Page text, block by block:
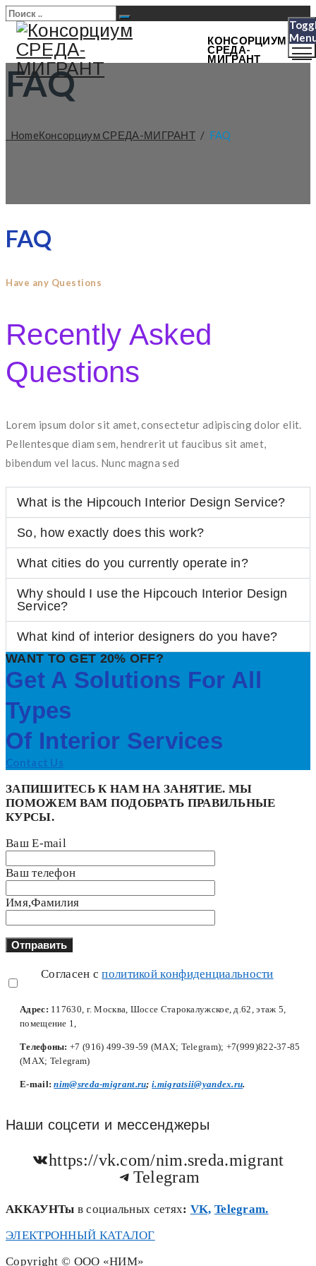
КОНСОРЦИУМ
СРЕДА-
МИГРАНТ
FAQ
HomeКонсорциум СРЕДА-МИГРАНТ / FAQ
FAQ
Have any Questions
Recently Asked
Questions
Lorem ipsum dolor sit amet, consectetur adipiscing dolor elit.
Pellentesque diam sem, hendrerit ut faucibus sit amet,
bibendum vel lacus. Nunc magna sed
What is the Hipcouch Interior Design Service?
So, how exactly does this work?
What cities do you currently operate in?
Why should I use the Hipcouch Interior Design
Service?
What kind of interior designers do you have?
WANT TO GET 20% OFF?
Get A Solutions For All
Types
Of Interior Services
Contact Us
ЗАПИШИТЕСЬ К НАМ НА ЗАНЯТИЕ. МЫ
ПОМОЖЕМ ВАМ ПОДОБРАТЬ ПРАВИЛЬНЫЕ
КУРСЫ.
Ваш E-mail
Ваш телефон
Имя,Фамилия
Согласен сполитикой конфиденциальности
Адрес: 117630, г. Москва, Шоссе Старокалужское, д.62, этаж 5,
помещение 1,
Телефоны: +7 (916) 499-39-59 (MAX; Telegram); +7(999)822-37-85
(MAX; Telegram)
Е-mail:nim@sreda-migrant.ru;i.migratsii@yandex.ru.
Наши соцсети и мессенджеры
https://vk.com/nim.sreda.migrant
Telegram
АККАУНТы в социальных сетях: VK, Telegram.
ЭЛЕКТРОННЫЙ КАТАЛОГ
Copyright © ООО «НИМ»